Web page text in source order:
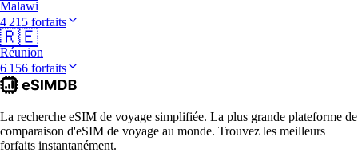
Malawi
4 215 forfaits
🇷🇪
Réunion
6 156 forfaits
La recherche eSIM de voyage simplifiée. La plus grande plateforme de
comparaison d'eSIM de voyage au monde. Trouvez les meilleurs
forfaits instantanément.